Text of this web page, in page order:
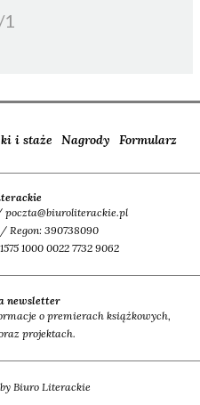
1
i staże Nagrody Formularz
poczta@biuroliterackie.pl
Regon: 390738090
1000 0022 7732 9062
newsletter
o premierach książkowych,
projektach.
Biuro Literackie